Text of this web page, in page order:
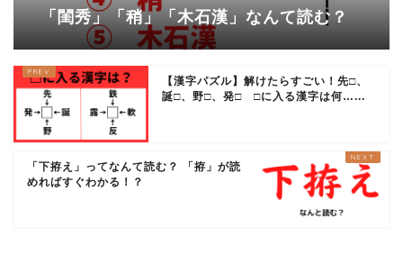
「閨秀」「稍」「木石漢」なんて読む？
【漢字パズル】解けたらすごい！先□、
誕□、野□、発□ □に入る漢字は何…...
「下拵え」ってなんて読む？ 「拵」が読
めればすぐわかる！？